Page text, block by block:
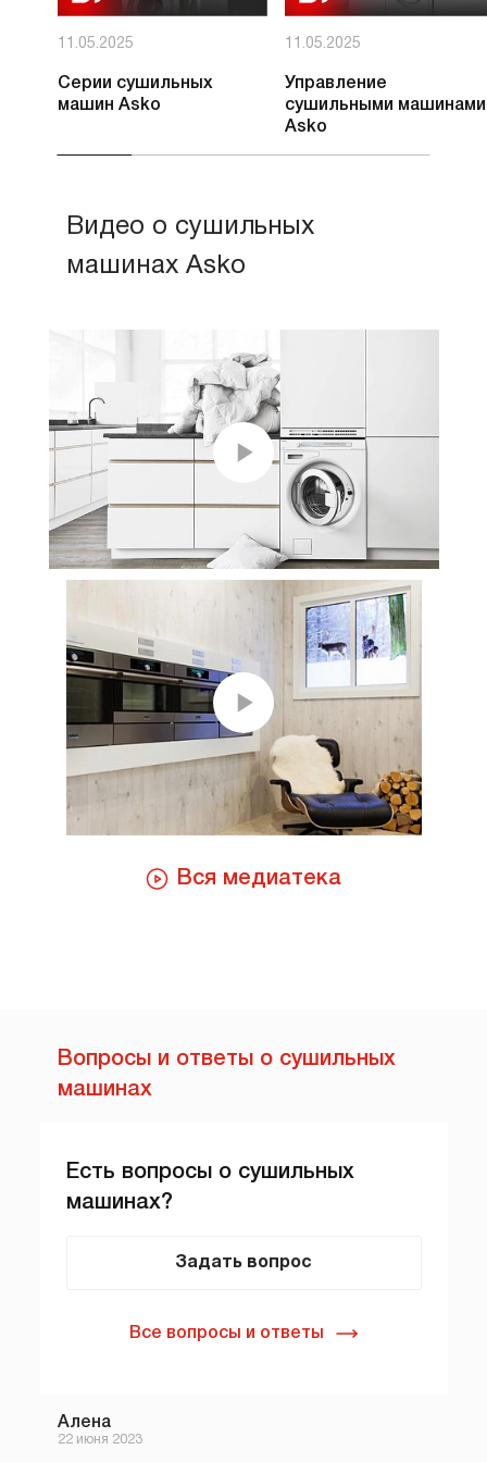
11.05.2025
Серии сушильных
машин Asko
11.05.2025
Управление
сушильными машинами
Asko
Видео о сушильных
машинах Asko
Вся медиатека
Вопросы и ответы о сушильных
машинах
Алена
22 июня 2023
Есть вопросы о сушильных
машинах?
Задать вопрос
Все вопросы и ответы